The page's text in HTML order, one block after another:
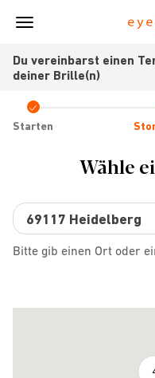
Skip
content
Du vereinbarst einen
deiner Brille(n)
Check
icon
Starten
Wähle
Bitte gib einen Ort oder